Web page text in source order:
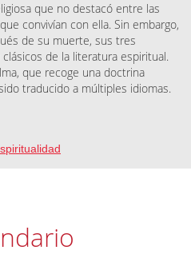
que no destacó entre las
convivían con ella. Sin embargo,
de su muerte, sus tres
de la literatura espiritual.
que recoge una doctrina
traducido a múltiples idiomas.